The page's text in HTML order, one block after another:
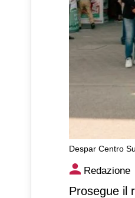
Despar Centro
Despar
Redazione
Prosegue il